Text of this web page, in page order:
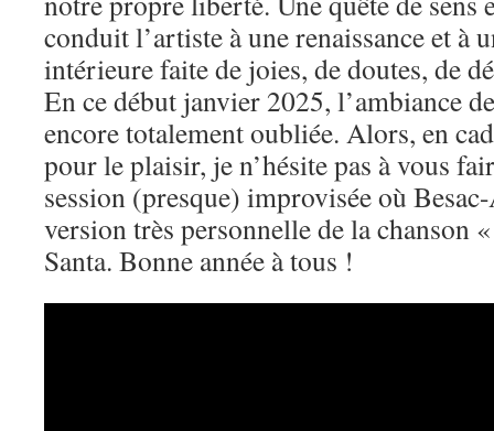
conduit l’artiste à une renaissance et à
intérieure faite de joies, de doutes, de
En ce début janvier 2025, l’ambiance
encore totalement oubliée. Alors, en
pour le plaisir, je n’hésite pas à vous
session (presque) improvisée où
version très personnelle de la chanson
Santa. Bonne année à tous !